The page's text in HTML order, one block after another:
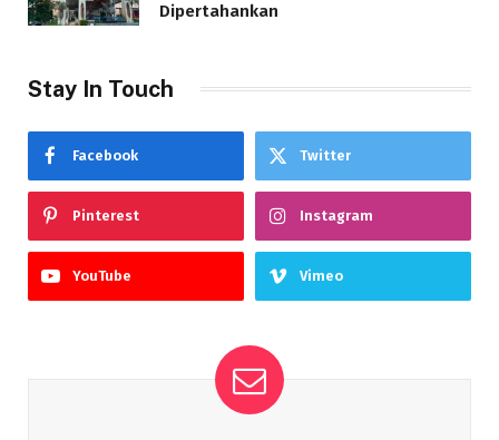
Dipertahankan
Stay In Touch
Facebook Twitter
Pinterest Instagram
YouTube Vimeo